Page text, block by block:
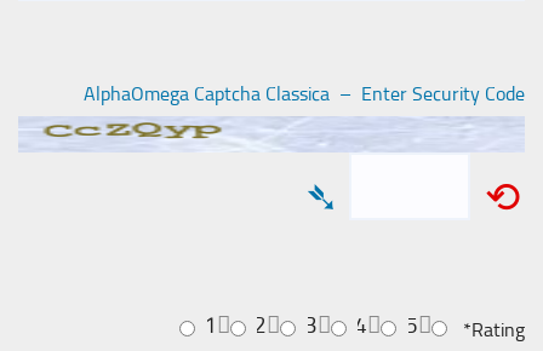
AlphaOmega Captcha Classica – Enter Security Code
⟲
➴
Rating
*
5
4
3
2
1